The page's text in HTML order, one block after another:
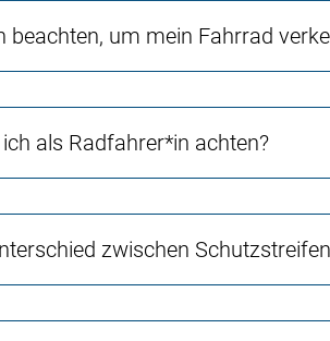
beachten, um mein Fahrrad
als Radfahrer*in achten?
zwischen